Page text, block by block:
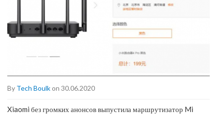
By Tech Boulkon 30.06.2020
Xiaomi без громких анонсов выпустила маршрутизатор Mi